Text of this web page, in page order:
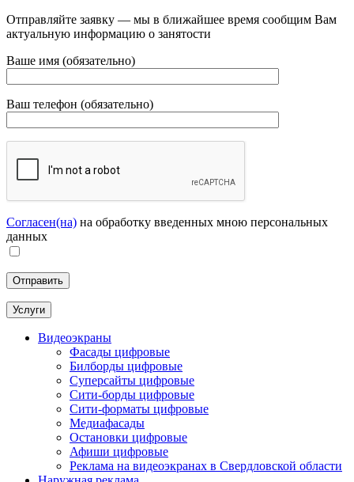
Отправляйте заявку — мы в ближайшее время сообщим Вам
актуальную информацию о занятости
Ваше имя (обязательно)
Ваш телефон (обязательно)
Согласен(на) на обработку введенных мною персональных
данных
Услуги
Видеоэкраны
Фасады цифровые
Билборды цифровые
Суперсайты цифровые
Сити-борды цифровые
Сити-форматы цифровые
Медиафасады
Остановки цифровые
Афиши цифровые
Реклама на видеоэкранах в Свердловской области